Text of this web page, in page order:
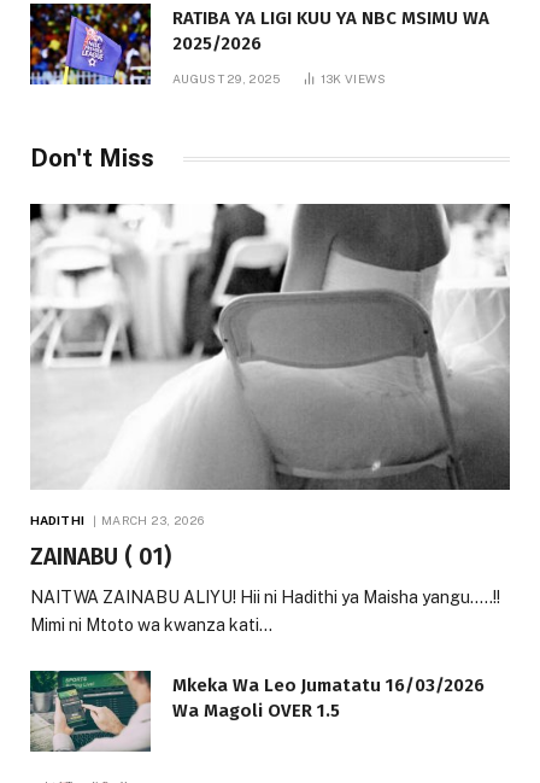
RATIBA YA LIGI KUU YA NBC MSIMU WA
2025/2026
AUGUST 29, 2025 13KVIEWS
Don't Miss
HADITHI MARCH 23, 2026
ZAINABU ( 01)
NAITWA ZAINABU ALIYU! Hii ni Hadithi ya Maisha yangu…..!!
Mimi ni Mtoto wa kwanza kati…
Mkeka Wa Leo Jumatatu 16/03/2026
Wa Magoli OVER 1.5